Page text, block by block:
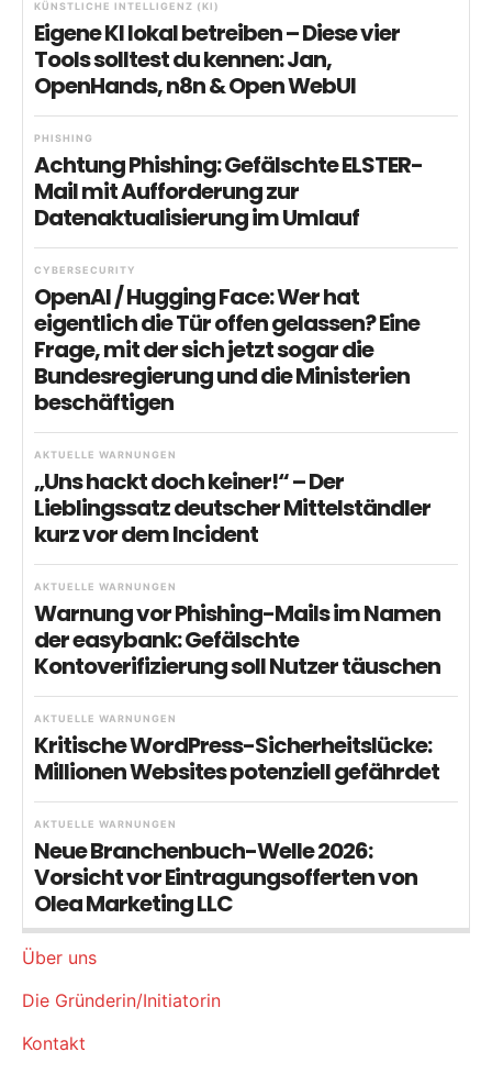
KÜNSTLICHE INTELLIGENZ (KI)
Eigene KI lokal betreiben – Diese vier
Tools solltest du kennen: Jan,
OpenHands, n8n & Open WebUI
PHISHING
Achtung Phishing: Gefälschte ELSTER-
Mail mit Aufforderung zur
Datenaktualisierung im Umlauf
CYBERSECURITY
OpenAI / Hugging Face: Wer hat
eigentlich die Tür offen gelassen? Eine
Frage, mit der sich jetzt sogar die
Bundesregierung und die Ministerien
beschäftigen
AKTUELLE WARNUNGEN
„Uns hackt doch keiner!“ – Der
Lieblingssatz deutscher Mittelständler
kurz vor dem Incident
AKTUELLE WARNUNGEN
Warnung vor Phishing-Mails im Namen
der easybank: Gefälschte
Kontoverifizierung soll Nutzer täuschen
AKTUELLE WARNUNGEN
Kritische WordPress-Sicherheitslücke:
Millionen Websites potenziell gefährdet
AKTUELLE WARNUNGEN
Neue Branchenbuch-Welle 2026:
Vorsicht vor Eintragungsofferten von
Olea Marketing LLC
Über uns
Die Gründerin/Initiatorin
Kontakt